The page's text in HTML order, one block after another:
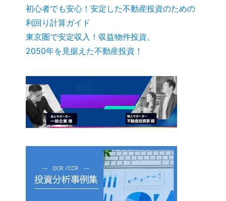
初心者でも安心！安定した不動産投資のための
利回り計算ガイド
東京圏で安定収入！収益物件投資。
2050年を見据えた不動産投資！